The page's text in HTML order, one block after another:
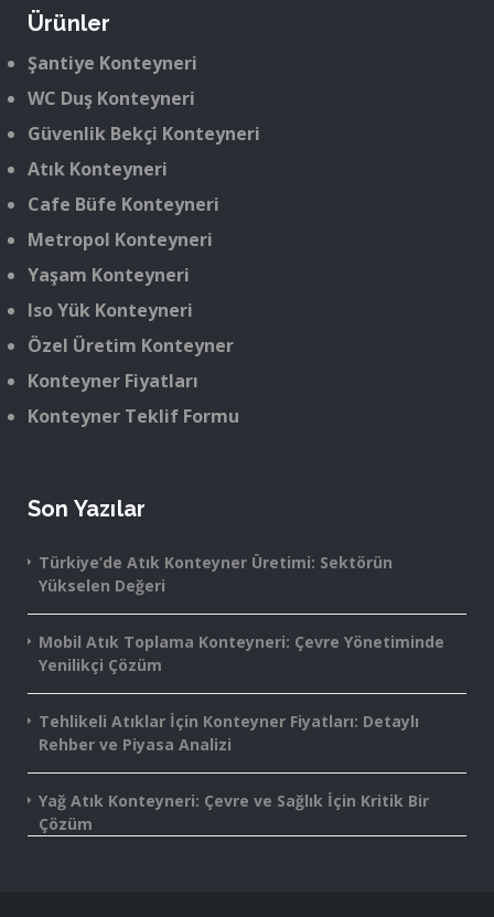
Ürünler
Şantiye Konteyneri
WC Duş Konteyneri
Güvenlik Bekçi Konteyneri
Atık Konteyneri
Cafe Büfe Konteyneri
Metropol Konteyneri
Yaşam Konteyneri
Iso Yük Konteyneri
Özel Üretim Konteyner
Konteyner Fiyatları
Konteyner Teklif Formu
Son Yazılar
Türkiye’de Atık Konteyner Üretimi: Sektörün
Yükselen Değeri
Mobil Atık Toplama Konteyneri: Çevre Yönetiminde
Yenilikçi Çözüm
Tehlikeli Atıklar İçin Konteyner Fiyatları: Detaylı
Rehber ve Piyasa Analizi
Yağ Atık Konteyneri: Çevre ve Sağlık İçin Kritik Bir
Çözüm